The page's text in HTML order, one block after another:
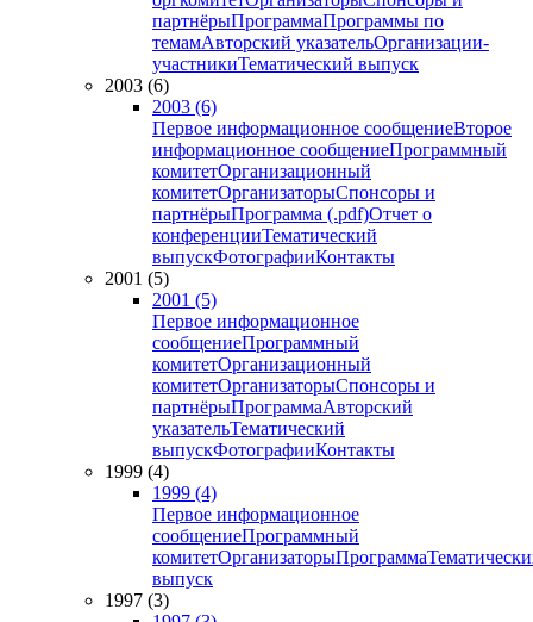
партнёрыПрограммаПрограммы по
темамАвторский указательОрганизации-
участникиТематический выпуск
2003 (6)
2003 (6)
Первое информационное сообщениеВторое
информационное сообщениеПрограммный
комитетОрганизационный
комитетОрганизаторыСпонсоры и
партнёрыПрограмма (.pdf)Отчет о
конференцииТематический
выпускФотографииКонтакты
2001 (5)
2001 (5)
Первое информационное
сообщениеПрограммный
комитетОрганизационный
комитетОрганизаторыСпонсоры и
партнёрыПрограммаАвторский
указательТематический
выпускФотографииКонтакты
1999 (4)
1999 (4)
Первое информационное
сообщениеПрограммный
комитетОрганизаторыПрограмма
выпуск
1997 (3)